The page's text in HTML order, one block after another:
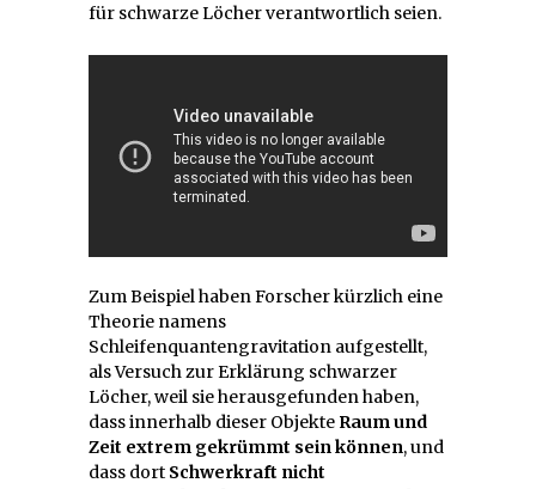
für schwarze Löcher verantwortlich seien.
Zum Beispiel haben Forscher kürzlich eine
Theorie namens
Schleifenquantengravitation aufgestellt,
als Versuch zur Erklärung schwarzer
Löcher, weil sie herausgefunden haben,
dass innerhalb dieser Objekte Raum und
Zeit extrem gekrümmt sein können, und
dass dort Schwerkraft nicht